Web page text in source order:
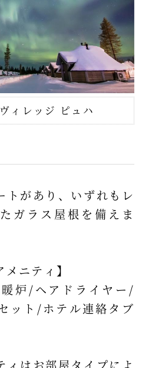
ィレッジ ピュハ
トがあり、いずれもレ
ガラス屋根を備えま
ニティ】
炉/ヘアドライヤー/
ット/ホテル連絡タブ
はお部屋タイプによ